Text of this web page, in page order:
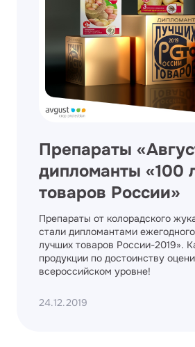
Препараты
дипломанты «100
товаров России»
Препараты от колорадского
стали дипломантами
лучших товаров России-2019».
продукции по достоинству
всероссийском уровне!
24.12.2019